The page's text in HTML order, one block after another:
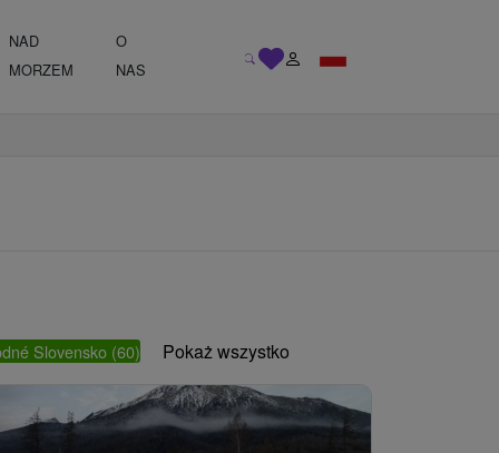
NAD
MORZEM
O
NAS
Slovensko (60) Pokaż wszystko